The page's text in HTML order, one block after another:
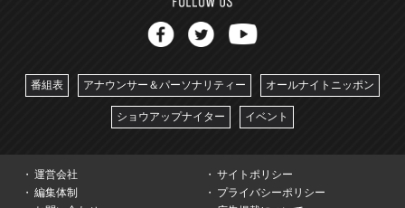
番組表 アナウンサー＆パーソナリティー オールナイトニッポン
ショウアップナイター イベント
運営会社
サイトポリシー
編集体制
プライバシーポリシー